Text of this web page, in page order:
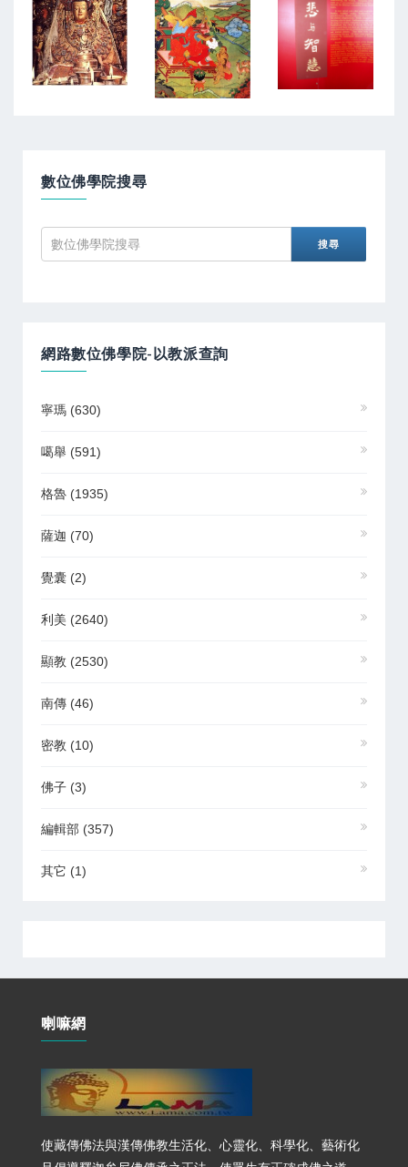
數位佛學院搜尋
網路數位佛學院-以教派查詢
寧瑪 (630)
噶舉 (591)
格魯 (1935)
薩迦 (70)
覺囊 (2)
利美 (2640)
顯教 (2530)
南傳 (46)
密教 (10)
佛子 (3)
編輯部 (357)
其它 (1)
喇嘛網
使藏傳佛法與漢傳佛教生活化、心靈化、科學化、藝術化